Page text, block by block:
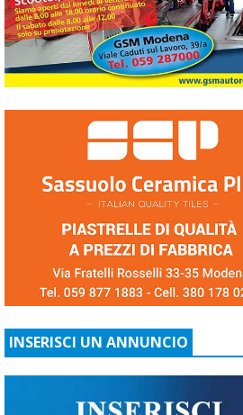
INSERISCI UN ANNUNCIO